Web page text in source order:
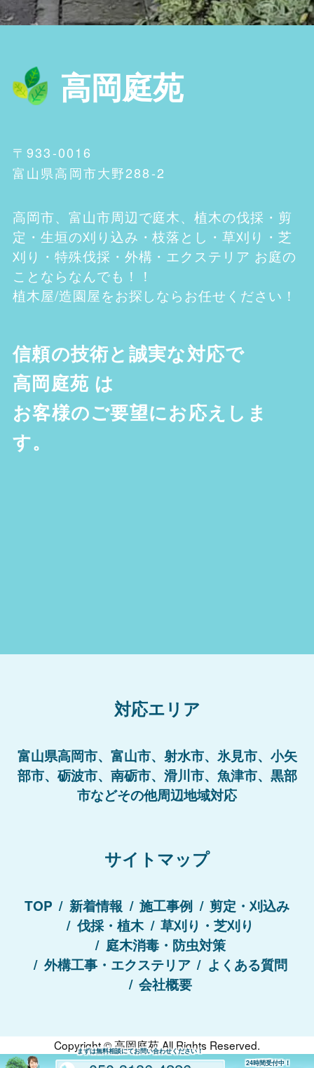
高岡庭苑
〒933-0016
富山県高岡市大野288-2
高岡市、富山市周辺で庭木、植木の伐採・剪
定・生垣の刈り込み・枝落とし・草刈り・芝
刈り・特殊伐採・外構・エクステリア お庭の
ことならなんでも！！
植木屋/造園屋をお探しならお任せください！
信頼の技術と誠実な対応で
高岡庭苑 は
お客様のご要望にお応えしま
す。
対応エリア
富山県高岡市、富山市、射水市、氷見市、小矢
部市、砺波市、南砺市、滑川市、魚津市、黒部
市などその他周辺地域対応
サイトマップ
TOP 新着情報 施工事例
剪定・刈込み
伐採・植木
草刈り・芝刈り
庭木消毒・防虫対策
外構工事・エクステリア
よくある質問
会社概要
Copyright ©高岡庭苑All Rights Reserved.
まずは無料相談にてお問い合わせください！
24時間受付中！